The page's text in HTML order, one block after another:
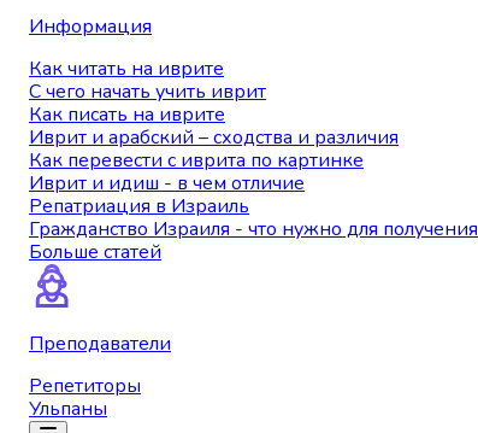
Информация
Как читать на иврите
С чего начать учить иврит
Как писать на иврите
Иврит и арабский – сходства и различия
Как перевести с иврита по картинке
Иврит и идиш - в чем отличие
Репатриация в Израиль
Гражданство Израиля - что нужно для получения
Больше статей
Преподаватели
Репетиторы
Ульпаны